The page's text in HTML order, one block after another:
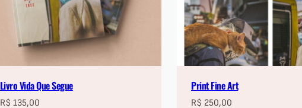
Livro Vida Que Segue
R$ 135,00
Print Fine Art
R$ 250,00